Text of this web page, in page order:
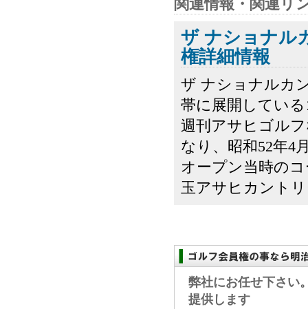
関連情報・関連リ
ザ ナショナル
権詳細情報
ザ ナショナルカ
帯に展開してい
週刊アサヒゴル
なり、昭和52年4
オープン当時の
玉アサヒカント
弊社にお任せ下さい
提供します